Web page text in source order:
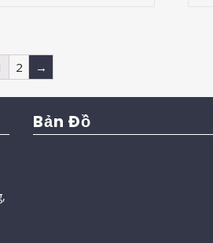
2 →
Bản Đồ